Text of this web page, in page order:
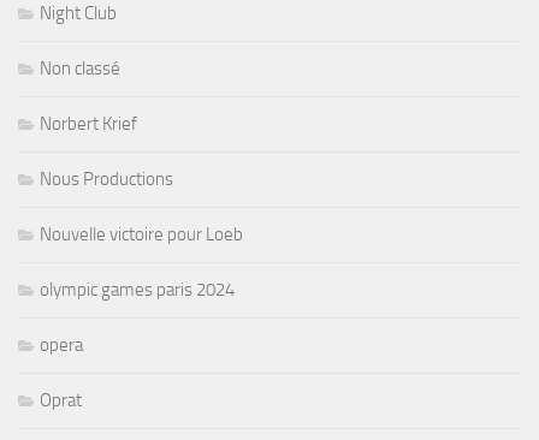
Night Club
Non classé
Norbert Krief
Nous Productions
Nouvelle victoire pour Loeb
olympic games paris 2024
opera
Oprat